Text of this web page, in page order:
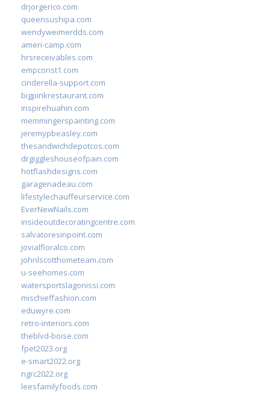
drjorgerico.com
queensushipa.com
wendyweimerdds.com
ameri-camp.com
hrsreceivables.com
empconst1.com
cinderella-support.com
bigpinkrestaurant.com
inspirehuahin.com
memmingerspainting.com
jeremypbeasley.com
thesandwichdepotcos.com
drgiggleshouseofpain.com
hotflashdesigns.com
garagenadeau.com
lifestylechauffeurservice.com
EverNewNails.com
insideoutdecoratingcentre.com
salvatoresinpoint.com
jovialfloralco.com
johnlscotthometeam.com
u-seehomes.com
watersportslagonissi.com
mischieffashion.com
eduwyre.com
retro-interiors.com
theblvd-boise.com
fpet2023.org
e-smart2022.org
ngrc2022.org
leesfamilyfoods.com